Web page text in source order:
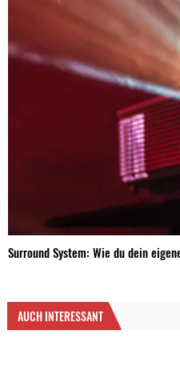
Surround System: Wie du dein
AUCH INTERESSANT